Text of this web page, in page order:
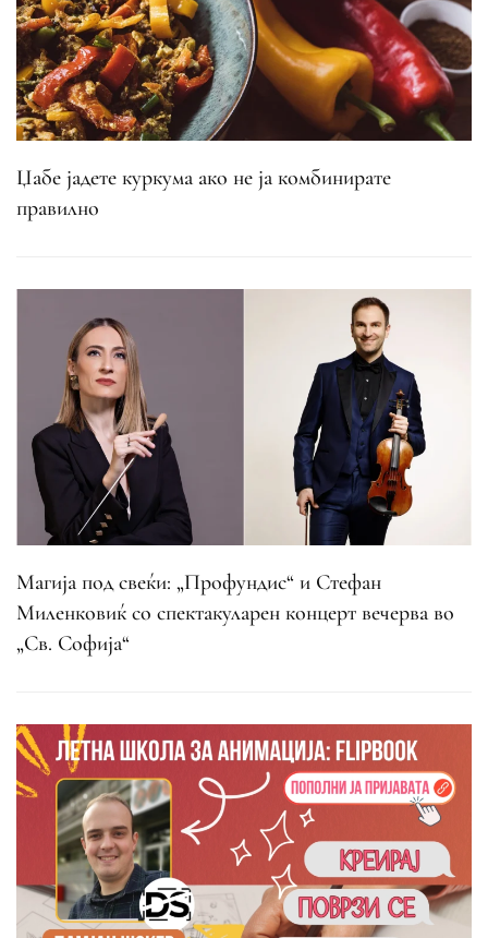
Џабе јадете куркума ако не ја комбинирате
правилно
Магија под свеќи: „Профундис“ и Стефан
Миленковиќ со спектакуларен концерт вечерва во
„Св. Софија“